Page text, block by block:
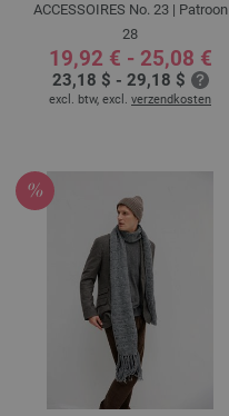
ACCESSOIRES No. 23 | Patroon
28
19,92 € - 25,08 €
23,18 $ - 29,18 $
excl. btw, excl. verzendkosten